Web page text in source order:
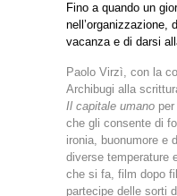
Fino a quando un
nell’organizzazione,
vacanza e di darsi
Paolo Virzì, con la
Archibugi alla
Il capitale umano
che gli consente di
ironia, buonumore e
diverse temperature
che si fa, film dopo
partecipe delle sorti